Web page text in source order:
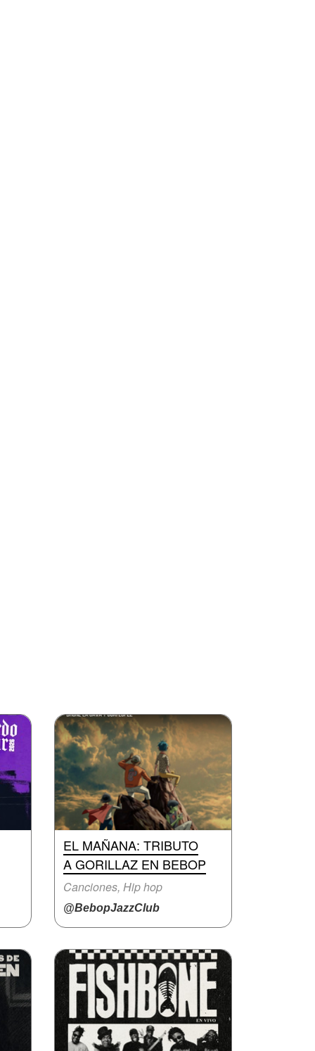
EL MAÑANA: TRIBUTO
A GORILLAZ EN BEBOP
Canciones, Hip hop
@BebopJazzClub